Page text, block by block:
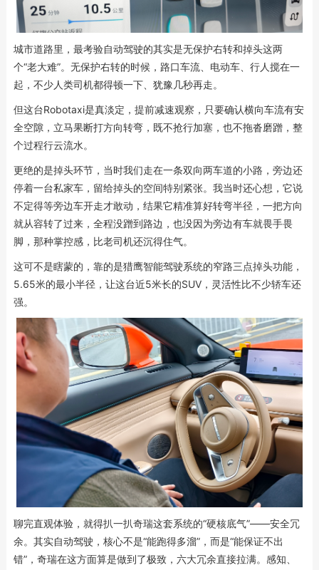
城市道路里，最考验自动驾驶的其实是无保护右转和掉头这两
个“老大难”。无保护右转的时候，路口车流、电动车、行人搅在一
起，不少人类司机都得顿一下、犹豫几秒再走。
但这台Robotaxi是真淡定，提前减速观察，只要确认横向车流有安
全空隙，立马果断打方向转弯，既不抢行加塞，也不拖沓磨蹭，整
个过程行云流水。
更绝的是掉头环节，当时我们走在一条双向两车道的小路，旁边还
停着一台私家车，留给掉头的空间特别紧张。我当时还心想，它说
不定得等旁边车开走才敢动，结果它精准算好转弯半径，一把方向
就从容转了过来，全程没蹭到路边，也没因为旁边有车就畏手畏
脚，那种掌控感，比老司机还沉得住气。
这可不是瞎蒙的，靠的是猎鹰智能驾驶系统的窄路三点掉头功能，
5.65米的最小半径，让这台近5米长的SUV，灵活性比不少轿车还
强。
聊完直观体验，就得扒一扒奇瑞这套系统的“硬核底气”——安全冗
余。其实自动驾驶，核心不是“能跑得多溜”，而是“能保证不出
错”，奇瑞在这方面算是做到了极致，六大冗余直接拉满。感知、